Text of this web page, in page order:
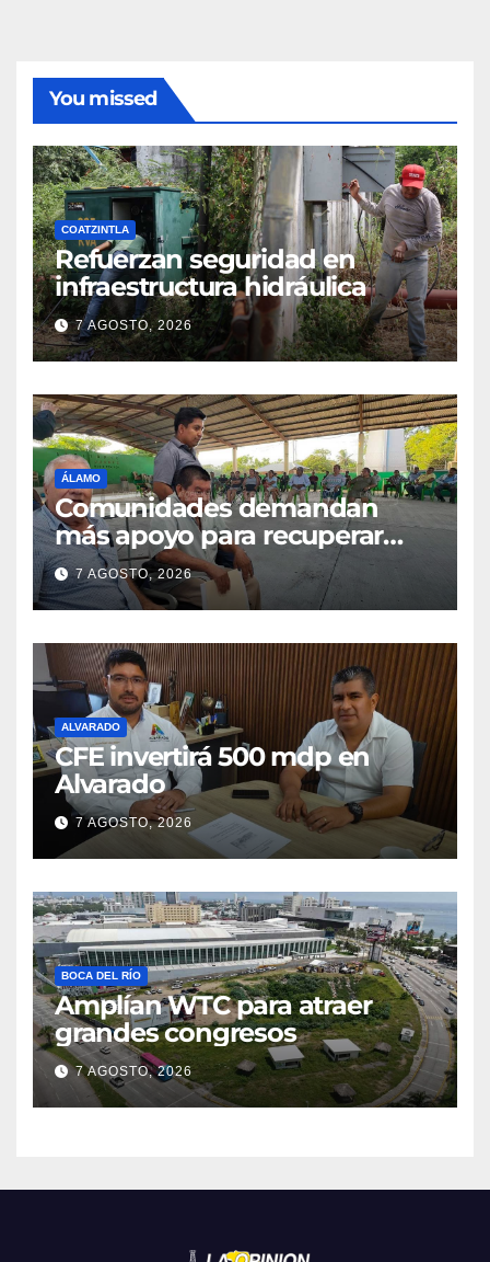
You missed
COATZINTLA
Refuerzan seguridad en
infraestructura hidráulica
7 AGOSTO, 2026
ÁLAMO
Comunidades demandan
más apoyo para recuperar
parcelas
7 AGOSTO, 2026
ALVARADO
CFE invertirá 500 mdp en
Alvarado
7 AGOSTO, 2026
BOCA DEL RÍO
Amplían WTC para atraer
grandes congresos
7 AGOSTO, 2026